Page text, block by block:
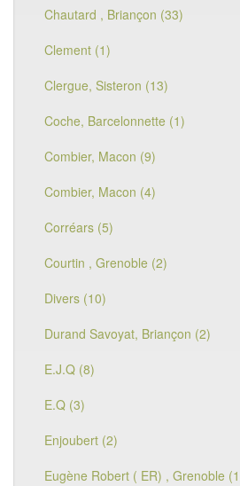
Chautard , Briançon (33)
Clement (1)
Clergue, Sisteron (13)
Coche, Barcelonnette (1)
Combier, Macon (9)
Combier, Macon (4)
Corréars (5)
Courtin , Grenoble (2)
Divers (10)
Durand Savoyat, Briançon (2)
E.J.Q (8)
E.Q (3)
Enjoubert (2)
Eugène Robert ( ER) , Grenoble